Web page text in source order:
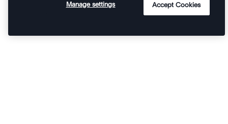
Manage settings Accept Cookies